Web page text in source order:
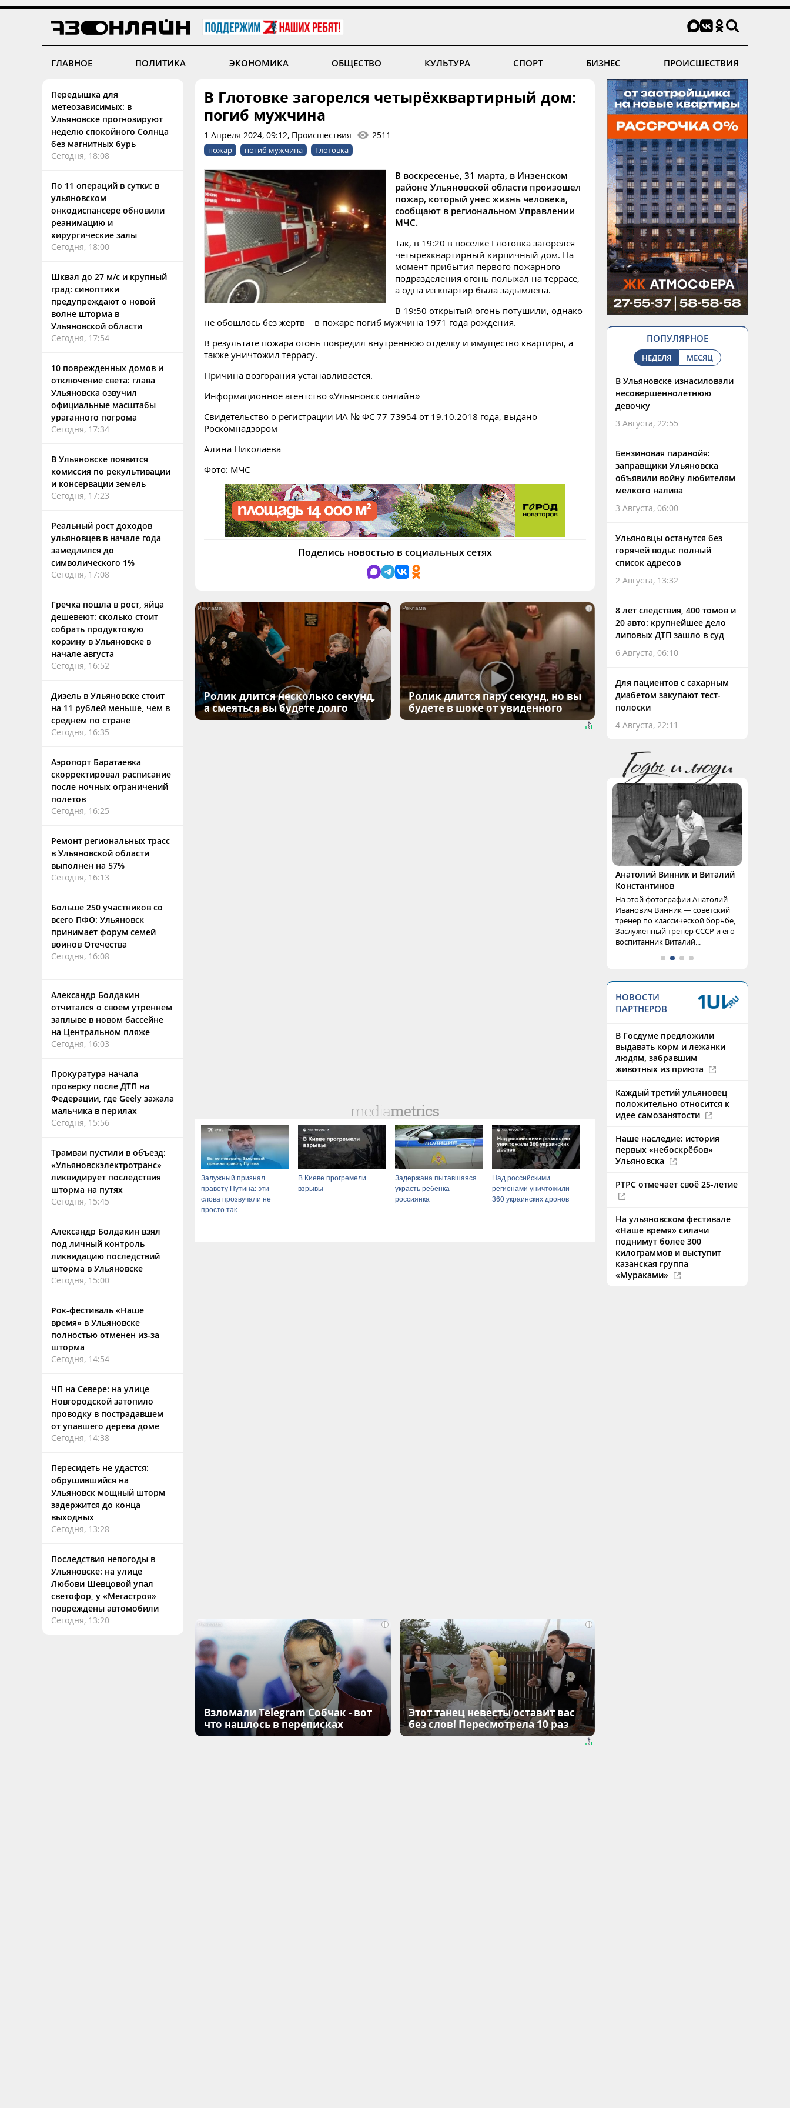
ГЛАВНОЕ ПОЛИТИКА ЭКОНОМИКА ОБЩЕСТВО КУЛЬТУРА СПОРТ БИЗНЕС ПРОИСШЕСТВИЯ
Передышка для
метеозависимых: в
Ульяновске прогнозируют
неделю спокойного Солнца
без магнитных бурь
Сегодня, 18:08
По 11 операций в сутки: в
ульяновском
онкодиспансере обновили
реанимацию и
хирургические залы
Сегодня, 18:00
Шквал до 27 м/с и крупный
град: синоптики
предупреждают о новой
волне шторма в
Ульяновской области
Сегодня, 17:54
10 поврежденных домов и
отключение света: глава
Ульяновска озвучил
официальные масштабы
ураганного погрома
Сегодня, 17:34
В Ульяновске появится
комиссия по рекультивации
и консервации земель
Сегодня, 17:23
Реальный рост доходов
ульяновцев в начале года
замедлился до
символического 1%
Сегодня, 17:08
Гречка пошла в рост, яйца
дешевеют: сколько стоит
собрать продуктовую
корзину в Ульяновске в
начале августа
Сегодня, 16:52
Дизель в Ульяновске стоит
на 11 рублей меньше, чем в
среднем по стране
Сегодня, 16:35
Аэропорт Баратаевка
скорректировал расписание
после ночных ограничений
полетов
Сегодня, 16:25
Ремонт региональных трасс
в Ульяновской области
выполнен на 57%
Сегодня, 16:13
Больше 250 участников со
всего ПФО: Ульяновск
принимает форум семей
воинов Отечества
Сегодня, 16:08
Александр Болдакин
отчитался о своем утреннем
заплыве в новом бассейне
на Центральном пляже
Сегодня, 16:03
Прокуратура начала
проверку после ДТП на
Федерации, где Geely зажала
мальчика в перилах
Сегодня, 15:56
Трамваи пустили в объезд:
«Ульяновскэлектротранс»
ликвидирует последствия
шторма на путях
Сегодня, 15:45
Александр Болдакин взял
под личный контроль
ликвидацию последствий
шторма в Ульяновске
Сегодня, 15:00
Рок-фестиваль «Наше
время» в Ульяновске
полностью отменен из-за
шторма
Сегодня, 14:54
ЧП на Севере: на улице
Новгородской затопило
проводку в пострадавшем
от упавшего дерева доме
Сегодня, 14:38
Пересидеть не удастся:
обрушившийся на
Ульяновск мощный шторм
задержится до конца
выходных
Сегодня, 13:28
Последствия непогоды в
Ульяновске: на улице
Любови Шевцовой упал
светофор, у «Мегастроя»
повреждены автомобили
Сегодня, 13:20
В Глотовке загорелся четырёхквартирный дом:
погиб мужчина
1 Апреля 2024, 09:12, Происшествия 2511
пожар погиб мужчина Глотовка
В воскресенье, 31 марта, в Инзенском
районе Ульяновской области произошел
пожар, который унес жизнь человека,
сообщают в региональном Управлении
МЧС.
Так, в 19:20 в поселке Глотовка загорелся
четырехквартирный кирпичный дом. На
момент прибытия первого пожарного
подразделения огонь полыхал на террасе,
а одна из квартир была задымлена.
В 19:50 открытый огонь потушили, однако
не обошлось без жертв – в пожаре погиб мужчина 1971 года рождения.
В результате пожара огонь повредил внутреннюю отделку и имущество квартиры, а
также уничтожил террасу.
Причина возгорания устанавливается.
Информационное агентство «Ульяновск онлайн»
Свидетельство о регистрации ИА № ФС 77-73954 от 19.10.2018 года, выдано
Роскомнадзором
Алина Николаева
Фото: МЧС
Поделись новостью в социальных сетях
i
Ролик длится несколько секунд,
а смеяться вы будете долго
i
Ролик длится пару секунд, но вы
будете в шоке от увиденного
Залужный признал
правоту Путина: эти
слова прозвучали не
просто так
В Киеве прогремели
взрывы
Задержана пытавшаяся
украсть ребенка
россиянка
Над российскими
регионами уничтожили
360 украинских дронов
i
Взломали Telegram Собчак - вот
что нашлось в переписках
i
Этот танец невесты оставит вас
без слов! Пересмотрела 10 раз
ПОПУЛЯРНОЕ
НЕДЕЛЯ МЕСЯЦ
В Ульяновске изнасиловали
несовершеннолетнюю
девочку
3 Августа, 22:55
Бензиновая паранойя:
заправщики Ульяновска
объявили войну любителям
мелкого налива
3 Августа, 06:00
Ульяновцы останутся без
горячей воды: полный
список адресов
2 Августа, 13:32
8 лет следствия, 400 томов и
20 авто: крупнейшее дело
липовых ДТП зашло в суд
6 Августа, 06:10
Для пациентов с сахарным
диабетом закупают тест-
полоски
4 Августа, 22:11
Анатолий Винник и Виталий
Константинов
На этой фотографии Анатолий
Иванович Винник — советский
тренер по классической борьбе,
Заслуженный тренер СССР и его
воспитанник Виталий...
НОВОСТИ
ПАРТНЕРОВ
В Госдуме предложили
выдавать корм и лежанки
людям, забравшим
животных из приюта
Каждый третий ульяновец
положительно относится к
идее самозанятости
Наше наследие: история
первых «небоскрёбов»
Ульяновска
РТРС отмечает своё 25-летие
На ульяновском фестивале
«Наше время» силачи
поднимут более 300
килограммов и выступит
казанская группа
«Мураками»